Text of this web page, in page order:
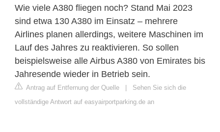
Wie viele A380 fliegen noch? Stand Mai 2023
sind etwa 130 A380 im Einsatz – mehrere
Airlines planen allerdings, weitere Maschinen im
Lauf des Jahres zu reaktivieren. So sollen
beispielsweise alle Airbus A380 von Emirates bis
Jahresende wieder in Betrieb sein.
Antrag auf Entfernung der Quelle | Sehen Sie sich die
vollständige Antwort auf easyairportparking.de an